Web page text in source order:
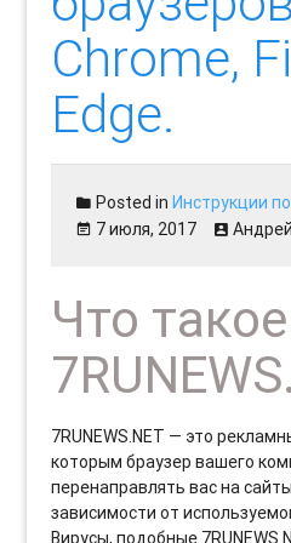
Chrome,
Edge.
Posted inИнструкции
7 июля, 2017
Что такое
7RUNEWS.NET — это
которым браузер вашего
перенаправлять вас на
зависимости от
Вирусы, подобные